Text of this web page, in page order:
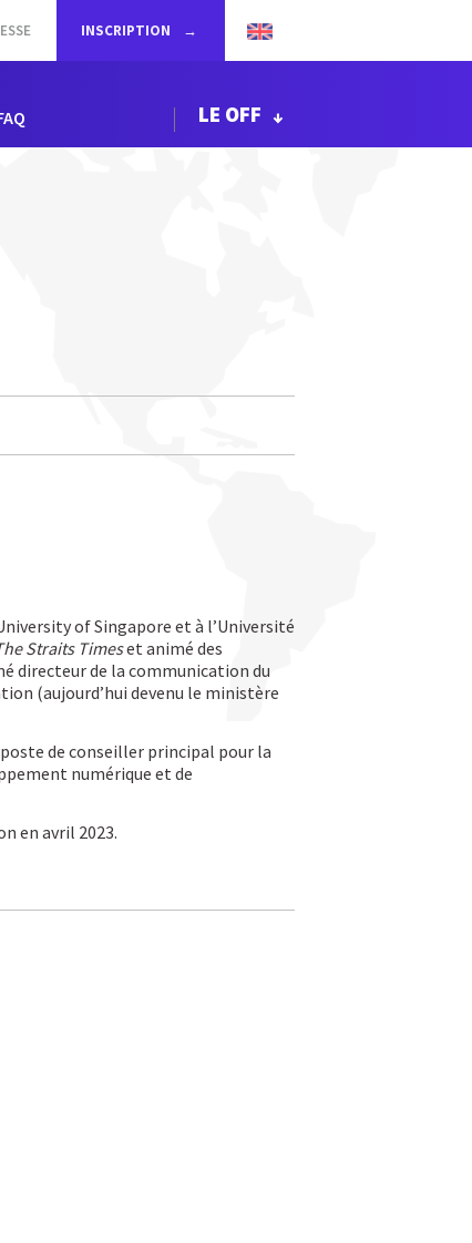
INSCRIPTION
LE OFF
of Singapore et à l’Université
Straits Timeset animé des
directeur de la communication du
(aujourd’hui devenu le ministère
de conseiller principal pour la
numérique et de
en avril 2023.